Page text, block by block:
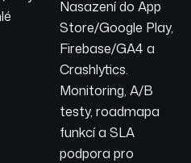
Nasazení do App
Store/Google Play,
Firebase/GA4 a
Crashlytics.
Monitoring, A/B
testy, roadmapa
funkcí a SLA
podpora pro